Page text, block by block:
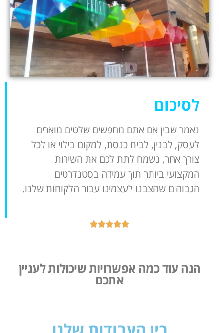
לסיכום
נאמר שבין אם אתם מחפשים שלטים מוארים
לעסק, לבנין, לבית כנסת, למקום בילוי או לכל
צורך אחר, נשמח לתת לכם את השירות
המקצועי ביותר תוך עמידה בסטנדרטים
הגבוהים שהצבנו לעצמינו עבור הלקוחות שלנו.





הנה עוד כמה אפשרויות שיכולות לעניין
אתכם